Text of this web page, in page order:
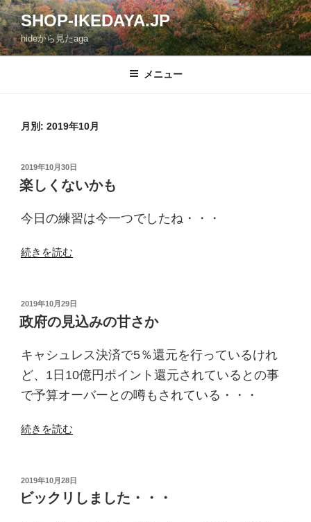
コ
ン
テ
ン
SHOP-IKEDAYA.JP
hideから見たaga
メニュー
月別: 2019年10月
投
稿
日:
2019年10月30日
楽しくないかも
今日の練習は今一つでしたね・・・
“楽
な
い
も”
の
続きを読む
投
稿
日:
2019年10月29日
政府の見込みの甘さか
キャシュレス決済で5％還元を行っているけれ
ど、1日10億円ポイント還元されているとの事
で予算オーバーとの噂もされている・・・
“政
見
込
続きを読む
投
稿
日:
2019年10月28日
ビックリしました・・・